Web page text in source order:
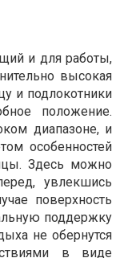
и для работы,
высокая
и подлокотники
положение.
диапазоне, и
особенностей
Здесь можно
увлекшись
поверхность
поддержку
не обернутся
в виде